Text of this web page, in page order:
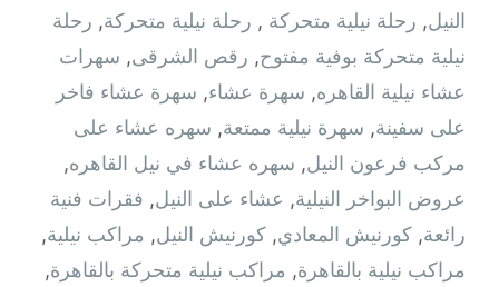
النيل, رحلة نيلية متحركة ‫ , رحلة نيلية متحركة, رحلة
نيلية متحركة بوفية مفتوح, رقص الشرقى, سهرات
عشاء نيلية القاهره, سهرة عشاء, سهرة عشاء فاخر
على سفينة, سهرة نيلية ممتعة, سهره عشاء على
مركب فرعون النيل, سهره عشاء في نيل القاهره‏,
عروض البواخر النيلية, عشاء على النيل, فقرات فنية
رائعة, كورنيش المعادي, كورنيش النيل, مراكب نيلية,
مراكب نيلية بالقاهرة, مراكب نيلية متحركة بالقاهرة,